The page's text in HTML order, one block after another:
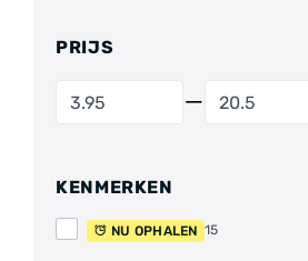
PRIJS
KENMERKEN
NU OPHALEN 15